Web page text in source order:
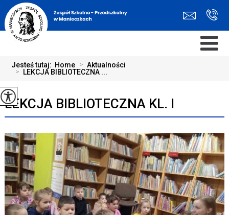
Jesteś tutaj: Home > Aktualności
> LEKCJA BIBLIOTECZNA ...
LEKCJA BIBLIOTECZNA KL. I